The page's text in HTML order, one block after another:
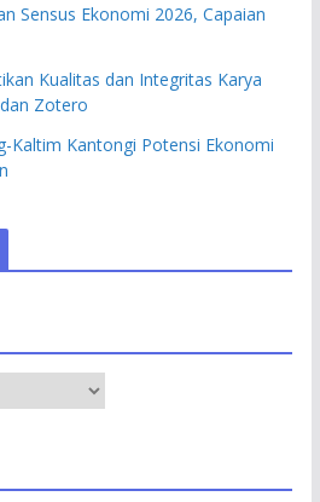
Sensus Ekonomi 2026, Capaian
Kualitas dan Integritas Karya
Zotero
Kaltim Kantongi Potensi Ekonomi